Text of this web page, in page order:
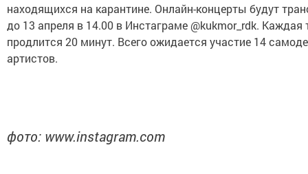
находящихся на карантине. Онлайн-концерты будут
до 13 апреля в 14.00 в Инстаграме @kukmor_rdk. Каждая
продлится 20 минут. Всего ожидается участие 14
артистов.
фото: www.instagram.com